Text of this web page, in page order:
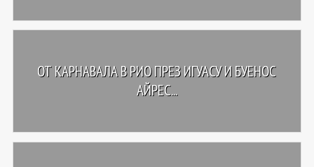
ОТ КАРНАВАЛА В РИО ПРЕЗ ИГУАСУ И БУЕНОС
АЙРЕС...